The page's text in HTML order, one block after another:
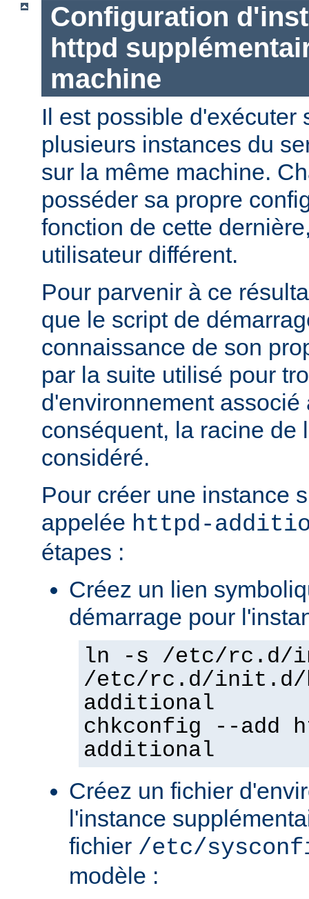
Configuration
httpd
machine
Il est possible d'exécuter
plusieurs instances du
sur la même machine.
posséder sa propre
fonction de cette
utilisateur différent.
Pour parvenir à ce
que le script de
connaissance de son
par la suite utilisé pour
d'environnement associé
conséquent, la racine de
considéré.
Pour créer une instance
appelée httpd-
étapes :
Créez un lien
démarrage pour
ln -s /etc/rc.d/
/etc/rc.d/init.d/
additional
chkconfig --add
additional
Créez un fichier
l'instance
fichier /etc/
modèle :